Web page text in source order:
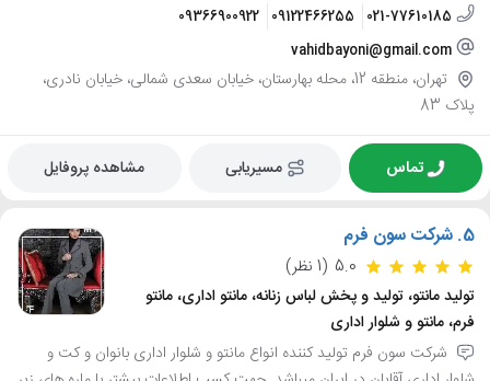
021-77610185
09122466255
09366900922
vahidbayoni@gmail.com
تهران، منطقه 12، محله بهارستان، خیابان سعدی شمالی، خیابان نادری،
پلاک 83
تماس مسیریابی مشاهده پروفایل
5. شرکت سون فرم
5.0 (1 نظر)
تولید مانتو، تولید و پخش لباس زنانه، مانتو اداری، مانتو
فرم، مانتو و شلوار اداری
شرکت سون فرم تولید کننده انواع مانتو و شلوار اداری بانوان و کت و